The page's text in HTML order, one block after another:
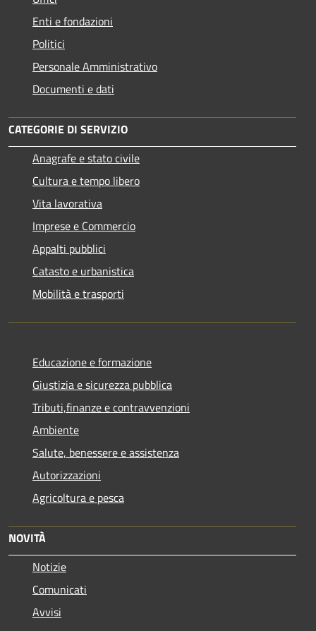
Enti e fondazioni
Politici
Personale Amministrativo
Documenti e dati
CATEGORIE DI SERVIZIO
Anagrafe e stato civile
Cultura e tempo libero
Vita lavorativa
Imprese e Commercio
Appalti pubblici
Catasto e urbanistica
Mobilità e trasporti
Educazione e formazione
Giustizia e sicurezza pubblica
Tributi,finanze e contravvenzioni
Ambiente
Salute, benessere e assistenza
Autorizzazioni
Agricoltura e pesca
NOVITÀ
Notizie
Comunicati
Avvisi